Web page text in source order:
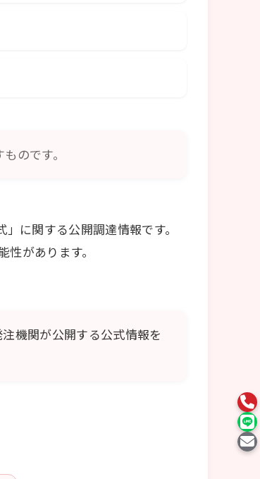
のです。
に関する公開調達情報です。
があります。
機関が公開する公式情報を